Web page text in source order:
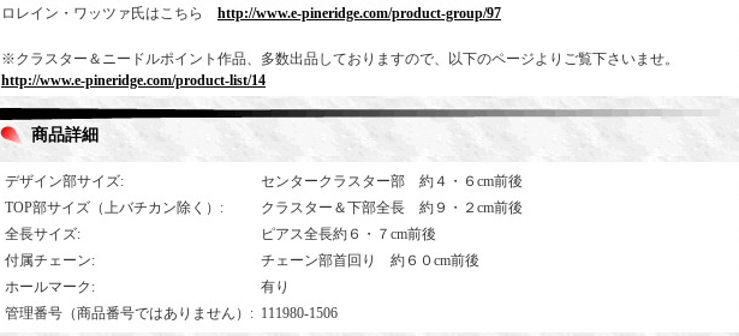
ロレイン・ワッツァ氏はこちら http://www.e-pineridge.com/product-group/97
※クラスター＆ニードルポイント作品、多数出品しておりますので、以下のページよりご覧下さいませ。
http://www.e-pineridge.com/product-list/14
商品詳細
デザイン部サイズ:
センタークラスター部 約４・６cm前後
TOP部サイズ（上バチカン除く） :
クラスター＆下部全長 約９・２cm前後
全長サイズ:
ピアス全長約６・７cm前後
付属チェーン:
チェーン部首回り 約６０cm前後
ホールマーク :
有り
管理番号（商品番号ではありません） : 111980-1506